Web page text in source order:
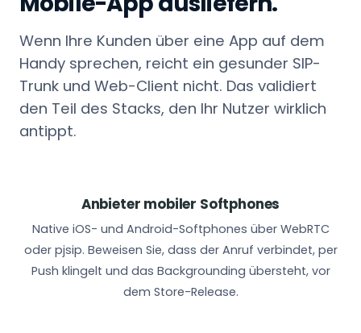
Wenn Ihre Kunden über eine App auf dem
Handy sprechen, reicht ein gesunder SIP-
Trunk und Web-Client nicht. Das validiert
den Teil des Stacks, den Ihr Nutzer wirklich
antippt.
Anbieter mobiler Softphones
Native iOS- und Android-Softphones über WebRTC
oder pjsip. Beweisen Sie, dass der Anruf verbindet, per
Push klingelt und das Backgrounding übersteht, vor
dem Store-Release.